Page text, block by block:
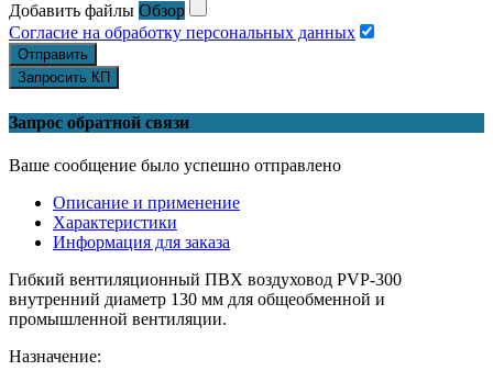
Добавить файлы Обзор
Согласие на обработку персональных данных
Отправить
Запросить КП
Запрос обратной связи
Ваше сообщение было успешно отправлено
Описание и применение
Характеристики
Информация для заказа
Гибкий вентиляционный ПВХ воздуховод PVP-300
внутренний диаметр 130 мм для общеобменной и
промышленной вентиляции.
Назначение: